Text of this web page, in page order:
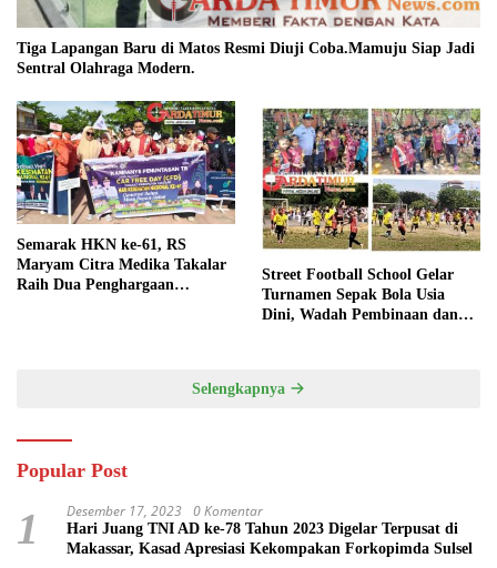
Tiga Lapangan Baru di Matos Resmi Diuji Coba.Mamuju Siap Jadi
Sentral Olahraga Modern.
Semarak HKN ke-61, RS
Maryam Citra Medika Takalar
Raih Dua Penghargaan
Street Football School Gelar
Turnamen Sepak Bola Usia
Dini, Wadah Pembinaan dan
Selengkapnya
Popular Post
1 Desember 17, 2023 0 Komentar
Hari Juang TNI AD ke-78 Tahun 2023 Digelar Terpusat di
Makassar, Kasad Apresiasi Kekompakan Forkopimda Sulsel